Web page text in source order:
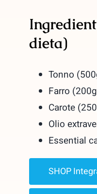
dieta)
Tonno
Farro
Carote
Olio
Essential
SHOP